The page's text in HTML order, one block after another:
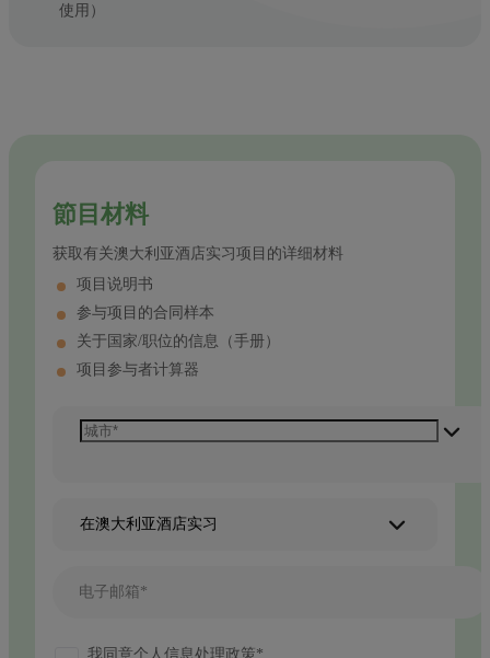
使用）
節目材料
获取有关澳大利亚酒店实习项目的详细材料
项目说明书
参与项目的合同样本
关于国家/职位的信息（手册）
项目参与者计算器
在澳大利亚酒店实习
电子邮箱*
我同意个人信息处理政策*